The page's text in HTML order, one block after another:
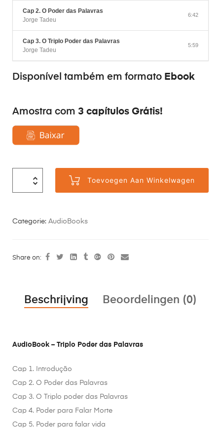
Cap 2. O Poder das Palavras
Jorge Tadeu
6:42
Cap 3. O Triplo Poder das Palavras
Jorge Tadeu
5:59
Disponível também em formato Ebook
Amostra com 3 capítulos Grátis!
Toevoegen Aan Winkelwagen
Categorie: AudioBooks
Share on:
Beschrijving Beoordelingen (0)
AudioBook – Triplo Poder das Palavras
Cap 1. Introdução
Cap 2. O Poder das Palavras
Cap 3. O Triplo poder das Palavras
Cap 4. Poder para Falar Morte
Cap 5. Poder para falar vida